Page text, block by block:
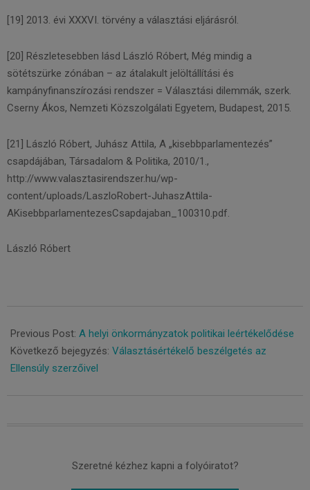
[19] 2013. évi XXXVI. törvény a választási eljárásról.
[20] Részletesebben lásd László Róbert, Még mindig a
sötétszürke zónában – az átalakult jelöltállítási és
kampányfinanszírozási rendszer = Választási dilemmák, szerk.
Cserny Ákos, Nemzeti Közszolgálati Egyetem, Budapest, 2015.
[21] László Róbert, Juhász Attila, A „kisebbparlamentezés”
csapdájában, Társadalom & Politika, 2010/1.,
http://www.valasztasirendszer.hu/wp-
content/uploads/LaszloRobert-JuhaszAttila-
AKisebbparlamentezesCsapdajaban_100310.pdf.
László Róbert
10-
07
Previous Post: A helyi önkormányzatok politikai leértékelődése
Következő bejegyzés: Választásértékelő beszélgetés az
Ellensúly szerzőivel
Szeretné kézhez kapni a folyóiratot?